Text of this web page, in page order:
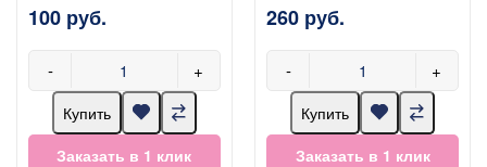
100 руб.
- +
Купить
Заказать в 1 клик
260 руб.
- +
Купить
Заказать в 1 клик